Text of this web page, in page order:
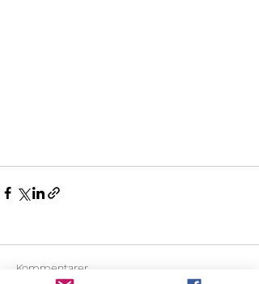
Kommentarer